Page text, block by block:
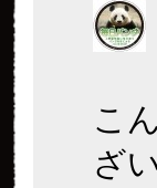
こ
ざ